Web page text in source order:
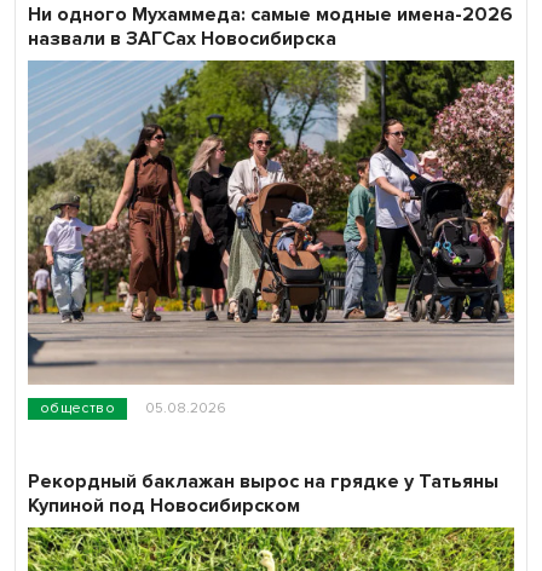
общество 05.08.2026
Ни одного Мухаммеда: самые модные имена-2026
назвали в ЗАГСах Новосибирска
Рекордный баклажан вырос на грядке у Татьяны
Купиной под Новосибирском